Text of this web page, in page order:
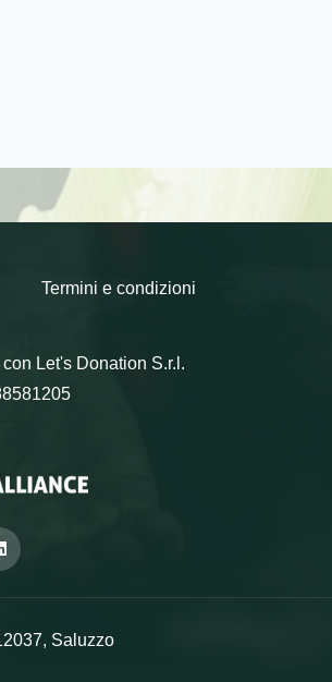
Termini e condizioni
Let's Donation S.r.l.
Saluzzo